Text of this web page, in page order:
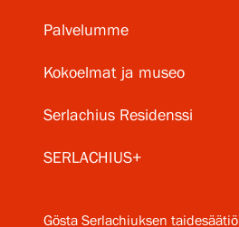
Palvelumme
Kokoelmat ja museo
Serlachius Residenssi
SERLACHIUS+
Gösta Serlachiuksen taidesäätiö